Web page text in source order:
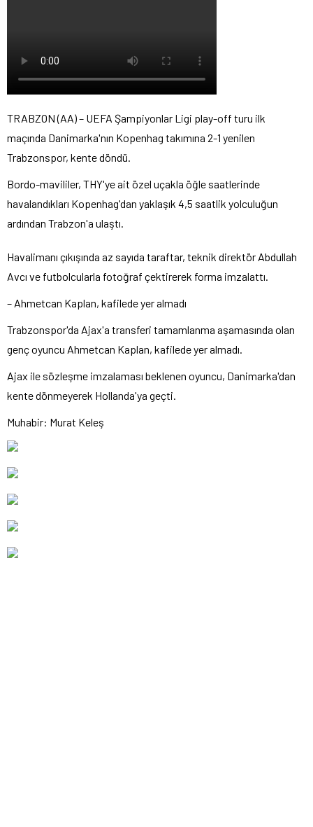
TRABZON (AA) – UEFA Şampiyonlar Ligi play-off turu ilk
maçında Danimarka'nın Kopenhag takımına 2-1 yenilen
Trabzonspor, kente döndü.
Bordo-mavililer, THY'ye ait özel uçakla öğle saatlerinde
havalandıkları Kopenhag'dan yaklaşık 4,5 saatlik yolculuğun
ardından Trabzon'a ulaştı.
Havalimanı çıkışında az sayıda taraftar, teknik direktör Abdullah
Avcı ve futbolcularla fotoğraf çektirerek forma imzalattı.
– Ahmetcan Kaplan, kafilede yer almadı
Trabzonspor'da Ajax'a transferi tamamlanma aşamasında olan
genç oyuncu Ahmetcan Kaplan, kafilede yer almadı.
Ajax ile sözleşme imzalaması beklenen oyuncu, Danimarka'dan
kente dönmeyerek Hollanda'ya geçti.
Muhabir: Murat Keleş